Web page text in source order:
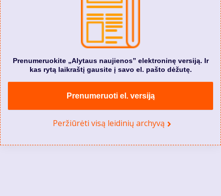
Prenumeruokite „Alytaus naujienos” elektroninę versiją. Ir
kas rytą laikraštį gausite į savo el. pašto dėžutę.
Prenumeruoti el. versiją
Peržiūrėti visą leidinių archyvą